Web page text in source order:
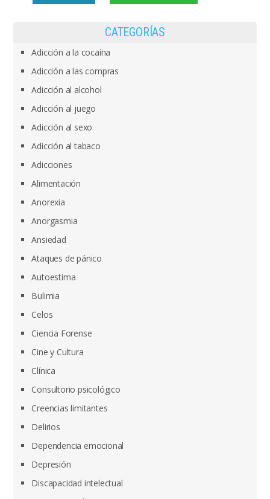
CATEGORÍAS
Adicción a la cocaína
Adicción a las compras
Adicción al alcohol
Adicción al juego
Adicción al sexo
Adicción al tabaco
Adicciones
Alimentación
Anorexia
Anorgasmia
Ansiedad
Ataques de pánico
Autoestima
Bulimia
Celos
Ciencia Forense
Cine y Cultura
Clínica
Consultorio psicológico
Creencias limitantes
Delirios
Dependencia emocional
Depresión
Discapacidad intelectual